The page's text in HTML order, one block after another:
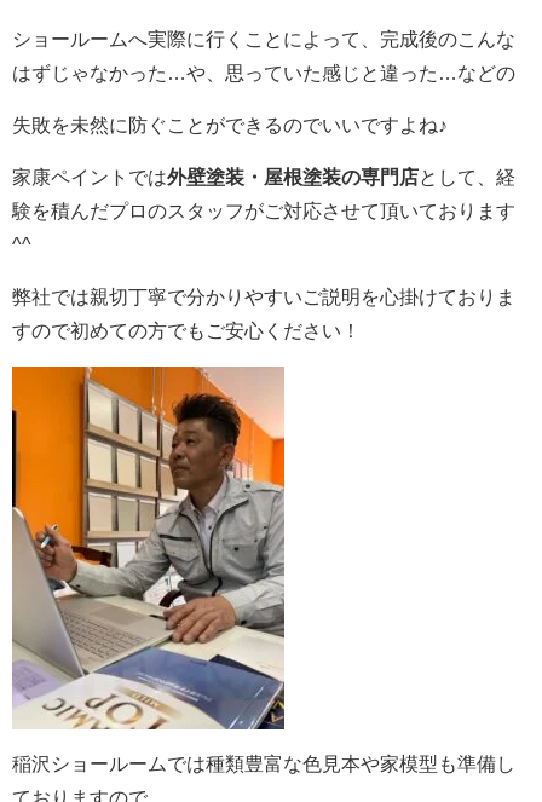
ショールームへ実際に行くことによって、完成後のこんな
はずじゃなかった…や、思っていた感じと違った…などの
失敗を未然に防ぐことができるのでいいですよね♪
家康ペイントでは外壁塗装・屋根塗装の専門店として、経
験を積んだプロのスタッフがご対応させて頂いております
^^
弊社では親切丁寧で分かりやすいご説明を心掛けておりま
すので初めての方でもご安心ください！
稲沢ショールームでは種類豊富な色見本や家模型も準備し
ておりますので、